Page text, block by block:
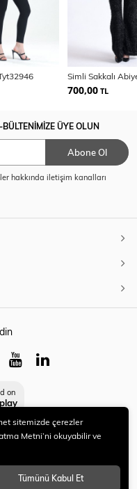
700,00 TL
ÜYE OLUN
Abone Ol
hakkında iletişim kanalları
on
saklıdır.
sitemizde çerezler
Metni’ni okuyabilir ve
Tümünü Kabul Et